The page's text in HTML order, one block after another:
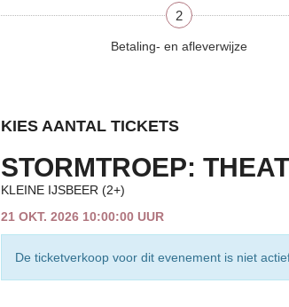
2
Betaling- en afleverwijze
KIES AANTAL TICKETS
STORMTROEP:
KLEINE IJSBEER (2+)
21 OKT. 2026 10:00:00 UUR
De ticketverkoop voor dit evenement is niet